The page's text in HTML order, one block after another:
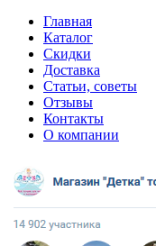
Главная
Каталог
Скидки
Доставка
Статьи, советы
Отзывы
Контакты
О компании